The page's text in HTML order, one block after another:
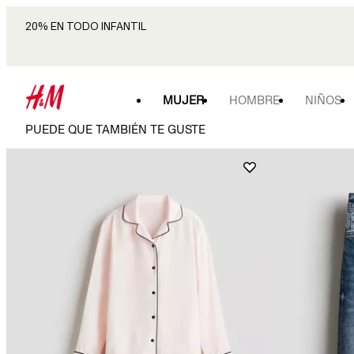
20% EN TODO INFANTIL
MUJER HOMBRE NIÑOS
PUEDE QUE TAMBIÉN TE GUSTE